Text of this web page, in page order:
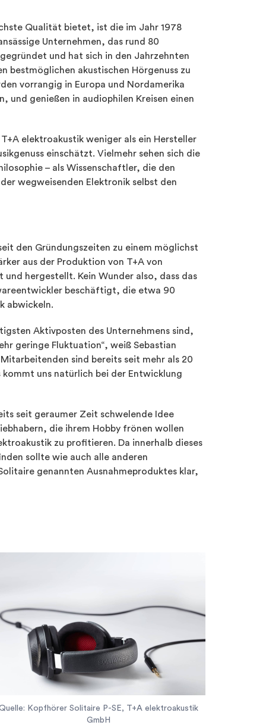
Qualität bietet, ist die im Jahr 1978
Unternehmen, das rund 80
und hat sich in den Jahrzehnten
bestmöglichen akustischen Hörgenuss zu
vorrangig in Europa und Nordamerika
und genießen in audiophilen Kreisen einen
elektroakustik weniger als ein Hersteller
einschätzt. Vielmehr sehen sich die
– als Wissenschaftler, die den
wegweisenden Elektronik selbst den
den Gründungszeiten zu einem möglichst
aus der Produktion von T+A von
hergestellt. Kein Wunder also, dass das
beschäftigt, die etwa 90
abwickeln.
Aktivposten des Unternehmens sind,
geringe Fluktuation“, weiß Sebastian
sind bereits seit mehr als 20
uns natürlich bei der Entwicklung
seit geraumer Zeit schwelende Idee
die ihrem Hobby frönen wollen
zu profitieren. Da innerhalb dieses
sollte wie auch alle anderen
genannten Ausnahmeproduktes klar,
Kopfhörer Solitaire P-SE, T+A elektroakustik
GmbH